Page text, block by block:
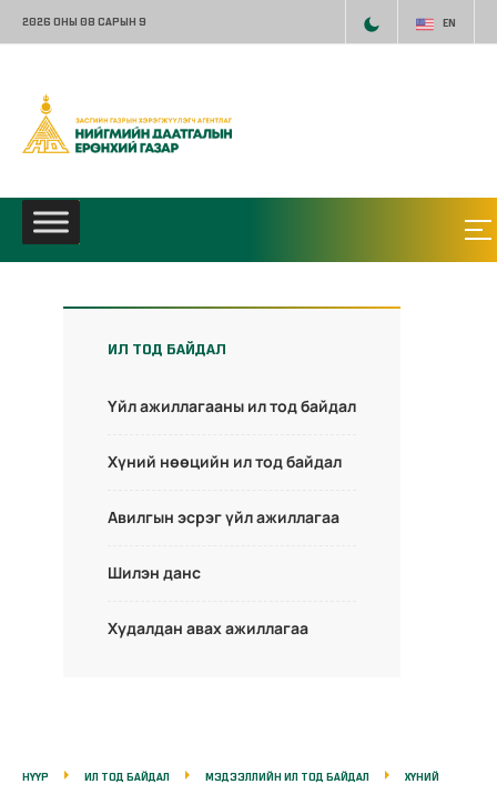
2026 ОНЫ 08 САРЫН 9 EN
ИЛ ТОД БАЙДАЛ
Үйл ажиллагааны ил тод байдал
Хүний нөөцийн ил тод байдал
Авилгын эсрэг үйл ажиллагаа
Шилэн данс
Худалдан авах ажиллагаа
НҮҮР ИЛ ТОД БАЙДАЛ МЭДЭЭЛЛИЙН ИЛ ТОД БАЙДАЛ
ХҮНИЙ